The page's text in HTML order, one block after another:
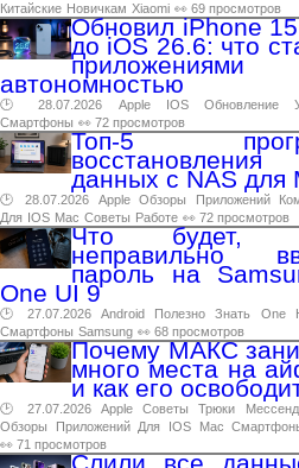
Китайские Новичкам Xiaomi 👀 69 просмотров
Обновил iPhone
до iOS 26.6: что
автономностью
🕑 28.07.2026 Apple IOS Обновление
Смартфоны 👀 72 просмотров
Топ-5
восстановления
данных с NAS для
🕑 28.07.2026 Apple Обзоры Приложений
Для IOS Mac Советы Работе 👀 72 просмотров
Что будет,
неправильно
пароль на
One UI 9
🕑 27.07.2026 Android Полезно Знать One
Смартфоны Samsung 👀 68 просмотров
Почему МАКС
много места на
и как его
🕑 27.07.2026 Apple Советы Трюки
Обзоры
Приложений Для IOS Mac
👀 71 просмотров